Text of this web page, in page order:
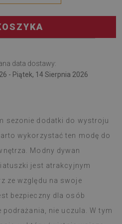
data dostawy:
- Piątek, 14 Sierpnia 2026
sezonie dodatki do wystroju
wykorzystać ten modę do
Modny dywan
jest atrakcyjnym
ze względu na swoje
bezpieczny dla osób
nie uczula. W tym